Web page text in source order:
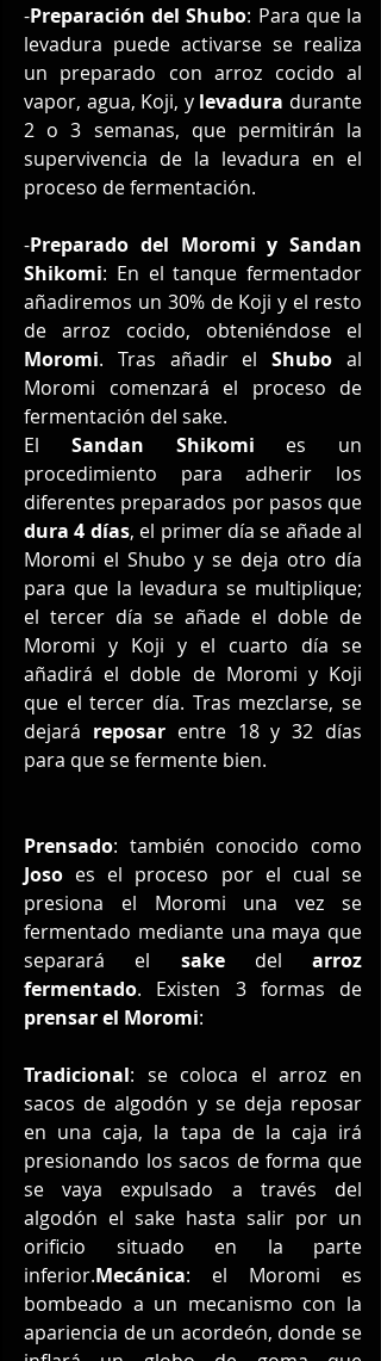
-Preparación del Shubo: Para que la
levadura puede activarse se realiza
un preparado con arroz cocido al
vapor, agua, Koji, y levadura durante
2 o 3 semanas, que permitirán la
supervivencia de la levadura en el
proceso de fermentación.
-Preparado del Moromi y Sandan
Shikomi: En el tanque fermentador
añadiremos un 30% de Koji y el resto
Moromi. Tras añadir el Shubo al
Moromi comenzará el proceso de
fermentación del sake.
El Sandan Shikomi es un
procedimiento para adherir los
dura 4 días, el primer día se añade al
Moromi el Shubo y se deja otro día
para que la levadura se multiplique;
el tercer día se añade el doble de
Moromi y Koji y el cuarto día se
añadirá el doble de Moromi y Koji
que el tercer día. Tras mezclarse, se
dejará reposar entre 18 y 32 días
para que se fermente bien.
Prensado
Joso es el proceso por el cual se
presiona el Moromi una vez se
fermentado mediante una maya que
separará el sake del arroz
fermentado
prensar el Moromi:
Tradicional: se coloca el arroz en
sacos de algodón y se deja reposar
en una caja, la tapa de la caja irá
presionando los sacos de forma que
se vaya expulsado a través del
algodón el sake hasta salir por un
orificio situado en la parte
inferior.Mecánica: el Moromi es
bombeado a un mecanismo con la
apariencia de un acordeón, donde se